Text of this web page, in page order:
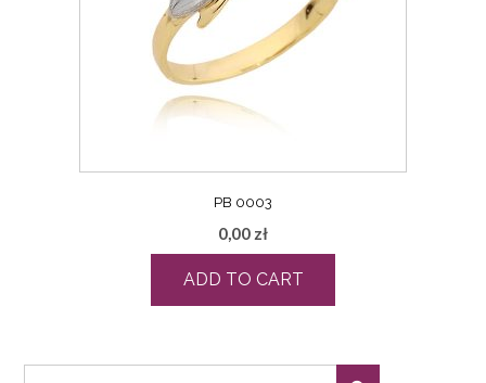
PB 0003
0,00 zł
ADD TO CART